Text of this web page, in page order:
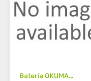
Batería OKUMA